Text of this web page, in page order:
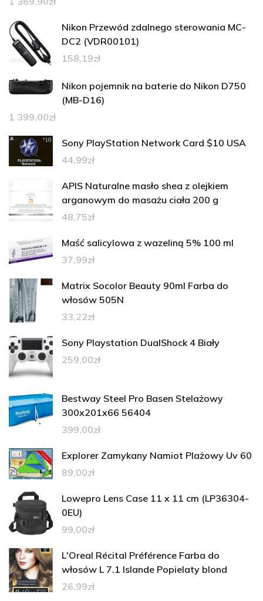
Nikon Przewód zdalnego sterowania MC-
DC2 (VDR00101)
158,19zł
Nikon pojemnik na baterie do Nikon D750
(MB-D16)
1 399,00zł
Sony PlayStation Network Card $10 USA
44,99zł
APIS Naturalne masło shea z olejkiem
arganowym do masażu ciała 200 g
48,75zł
Maść salicylowa z wazeliną 5% 100 ml
37,99zł
Matrix Socolor Beauty 90ml Farba do
włosów 505N
33,22zł
Sony Playstation DualShock 4 Biały
259,00zł
Bestway Steel Pro Basen Stelażowy
300x201x66 56404
399,00zł
Explorer Zamykany Namiot Plażowy Uv 60
89,00zł
Lowepro Lens Case 11 x 11 cm (LP36304-
0EU)
99,00zł
L'Oreal Récital Préférence Farba do
włosów L 7.1 Islande Popielaty blond
26,99zł